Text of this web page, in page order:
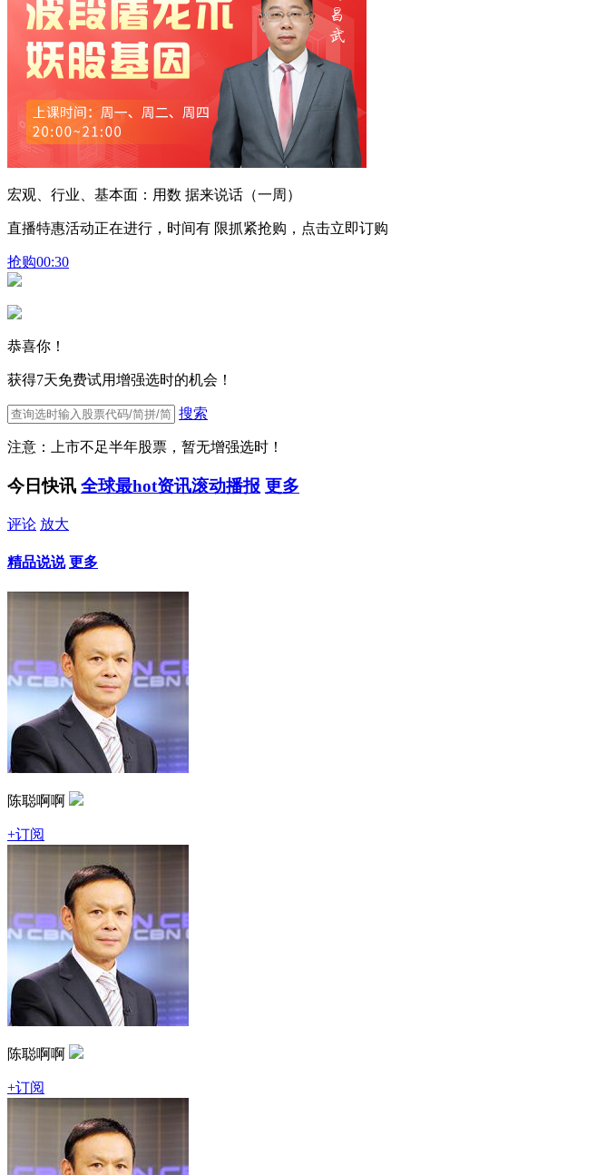
宏观、行业、基本面：用数 据来说话（一周）
直播特惠活动正在进行，时间有 限抓紧抢购，点击立即订购
抢购00:30
恭喜你！
获得7天免费试用增强选时的机会！
搜索
注意：上市不足半年股票，暂无增强选时！
今日快讯 全球最hot资讯滚动播报 更多
评论 放大
精品说说 更多
陈聪啊啊
+订阅
陈聪啊啊
+订阅